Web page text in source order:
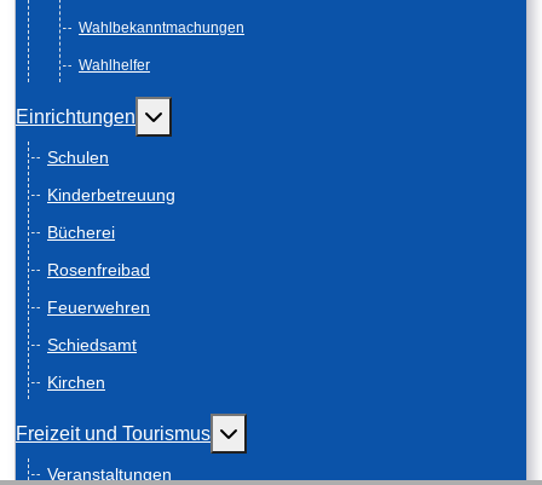
Wahlbekanntmachungen
Wahlhelfer
Einrichtungen Weitere Informationen: Einrichtungen
Schulen
Kinderbetreuung
Bücherei
Rosenfreibad
Feuerwehren
Schiedsamt
Kirchen
Freizeit und Tourismus Weitere Informationen: Freizeit und
Veranstaltungen